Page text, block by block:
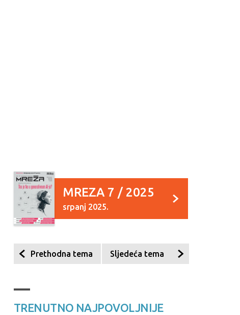
MREZA 7 / 2025
srpanj 2025.
Prethodna tema Sljedeća tema
TRENUTNO NAJPOVOLJNIJE